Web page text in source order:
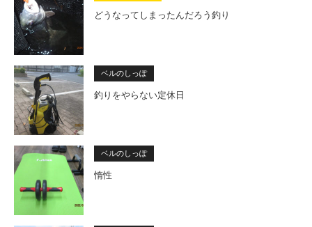
どうなってしまったんだろう釣り
ベルのしっぽ
釣りをやらない定休日
ベルのしっぽ
惰性